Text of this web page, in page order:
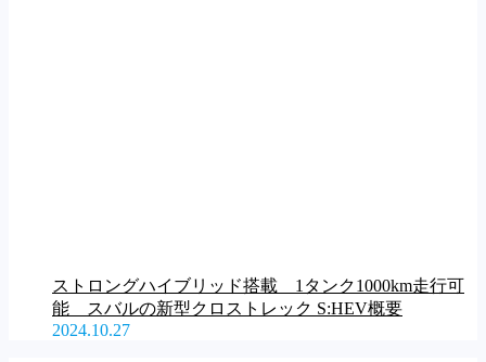
ストロングハイブリッド搭載 1タンク1000km走行可
能 スバルの新型クロストレック S:HEV概要
2024.10.27